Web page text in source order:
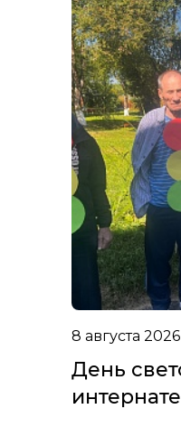
8 августа 2026
День
интернате